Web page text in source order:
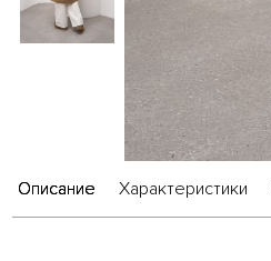
Описание Характеристики